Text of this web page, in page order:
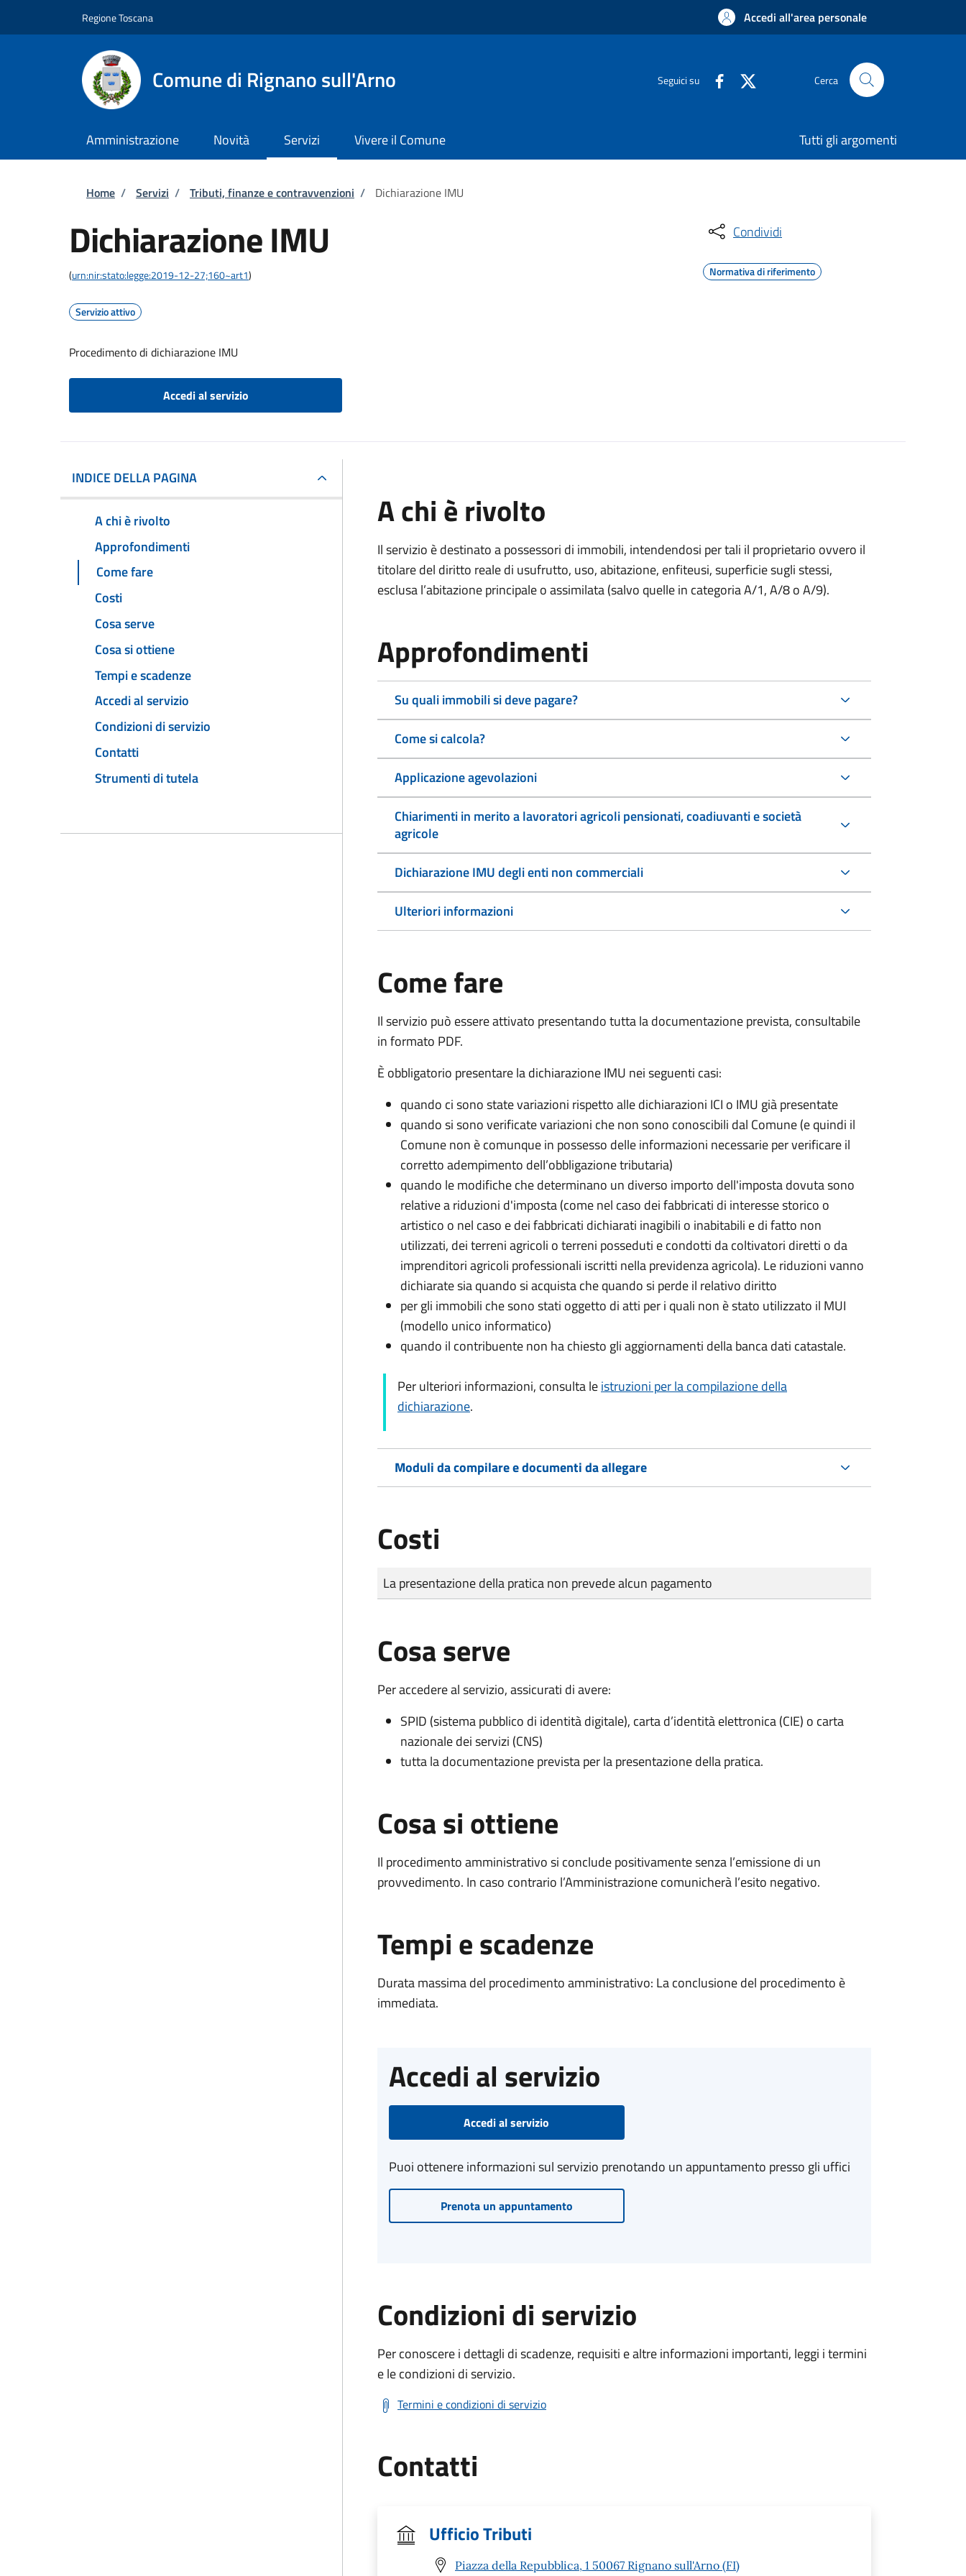
Regione Toscana Accedi all'area personale
Comune di Rignano sull'Arno Seguici su Cerca
Amministrazione Novità Servizi Vivere il Comune Tutti gli argomenti
Briciole di pane
Home / Servizi / Tributi, finanze e contravvenzioni / Dichiarazione IMU
Dichiarazione IMU
(urn:nir:stato:legge:2019-12-27;160~art1)
Servizio attivo
Procedimento di dichiarazione IMU
Accedi al servizio
Condividi
Normativa di riferimento
INDICE DELLA PAGINA
A chi è rivolto
Approfondimenti
Come fare
Costi
Cosa serve
Cosa si ottiene
Tempi e scadenze
Accedi al servizio
Condizioni di servizio
Contatti
Strumenti di tutela
A chi è rivolto
Il servizio è destinato apossessori di immobili, intendendosi per tali il proprietario ovvero il
titolare del diritto reale di usufrutto, uso, abitazione, enfiteusi, superficie sugli stessi,
esclusa l’abitazione principale o assimilata (salvo quelle in categoria A/1, A/8 o A/9).
Approfondimenti
Su quali immobili si deve pagare?
Come si calcola?
Applicazione agevolazioni
Chiarimenti in merito a lavoratori agricoli pensionati, coadiuvanti e società
agricole
Dichiarazione IMU degli enti non commerciali
Ulteriori informazioni
Come fare
Il servizio può essere attivato presentando tutta la documentazione prevista, consultabile
in formato PDF.
È obbligatorio presentare la dichiarazione IMU nei seguenti casi:
quando ci sono state variazioni rispetto alle dichiarazioni ICI o IMU già presentate
quando si sono verificate variazioni che non sono conoscibili dal Comune (e quindi il
Comune non è comunque in possesso delle informazioni necessarie per verificare il
corretto adempimento dell’obbligazione tributaria)
quando le modifiche che determinano un diverso importo dell'imposta dovuta sono
relative a riduzioni d'imposta (come nel caso dei fabbricati di interesse storico o
artistico o nel caso e dei fabbricati dichiarati inagibili o inabitabili e di fatto non
utilizzati, dei terreni agricoli o terreni posseduti e condotti da coltivatori diretti o da
imprenditori agricoli professionali iscritti nella previdenza agricola). Le riduzioni vanno
dichiarate sia quando si acquista che quando si perde il relativo diritto
per gli immobili che sono stati oggetto di atti per i quali non è stato utilizzato il MUI
(modello unico informatico)
quando il contribuente non ha chiesto gli aggiornamenti della banca dati catastale.
Per ulteriori informazioni, consulta leistruzioni per la compilazione della
dichiarazione.
Moduli da compilare e documenti da allegare
Costi
Tipo di pagamento
Importo
La presentazione della pratica non prevede alcun pagamento
Cosa serve
Per accedere al servizio, assicurati di avere:
SPID (sistema pubblico di identità digitale), carta d’identità elettronica (CIE) o carta
nazionale dei servizi (CNS)
tutta la documentazione prevista per la presentazione della pratica.
Cosa si ottiene
Il procedimento amministrativo si conclude positivamente senza l’emissione di un
provvedimento. In caso contrario l’Amministrazione comunicherà l’esito negativo.
Tempi e scadenze
Durata massima del procedimento amministrativo: La conclusione del procedimento è
immediata.
Accedi al servizio
Accedi al servizio
Puoi ottenere informazioni sul servizio prenotando un appuntamento presso gli uffici
Prenota un appuntamento
Condizioni di servizio
Per conoscere i dettagli di scadenze, requisiti e altre informazioni importanti, leggi i termini
e le condizioni di servizio.
Termini e condizioni di servizio
Contatti
Ufficio Tributi
Piazza della Repubblica, 1 50067 Rignano sull'Arno (FI)